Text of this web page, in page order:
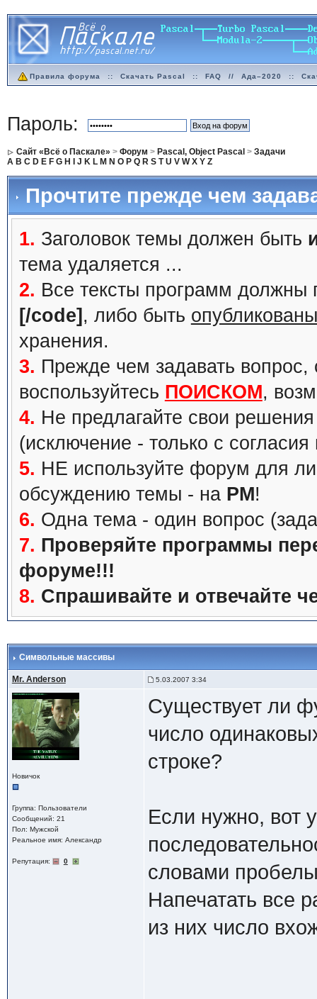
Правила форума :: Скачать Pascal :: FAQ // Ада–2020 ::
Пароль:
Сайт «Всё о Паскале» > Форум > Pascal, Object Pascal > Задачи
A B C D E F G H J K L M N O P Q R S T U V W X Y Z
Прочтите прежде чем
1. Заголовок темы должен быть
тема удаляется ...
2. Все тексты программ должны
[/code] , либо быть
хранения.
3. Прежде чем задавать вопрос,
воспользуйтесь ПОИСКОМ,
4. Не предлагайте свои
(исключение - только с
5. НЕ используйте форум для
обсуждению темы - на PM!
6. Одна тема - один вопрос
7. Проверяйте программы
форуме!!!
8. Спрашивайте и отвечайте
Символьные массивы
Mr. Anderson 5.03.2007 3:34
Новичок
Группа: Пользователи
Сообщений: 21
Пол: Мужской
Реальное имя: Александр
Репутация: 0
Существует ли
число
строке?
Если нужно, вот
словами
Напечатать все
из них число